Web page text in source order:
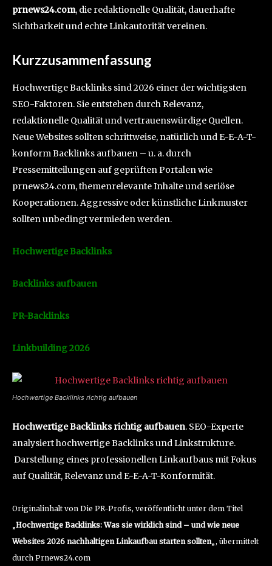
prnews24.com, die redaktionelle Qualität, dauerhafte
Sichtbarkeit und echte Linkautorität vereinen.
Kurzzusammenfassung
Hochwertige Backlinks sind 2026 einer der wichtigsten
SEO-Faktoren. Sie entstehen durch Relevanz,
redaktionelle Qualität und vertrauenswürdige Quellen.
Neue Websites sollten schrittweise, natürlich und E-E-A-T-
konform Backlinks aufbauen – u. a. durch
Pressemitteilungen auf geprüften Portalen wie
prnews24.com, themenrelevante Inhalte und seriöse
Kooperationen. Aggressive oder künstliche Linkmuster
sollten unbedingt vermieden werden.
Hochwertige Backlinks
Backlinks aufbauen
PR-Backlinks
Linkbuilding 2026
Hochwertige Backlinks richtig aufbauen
Hochwertige Backlinks richtig aufbauen. SEO-Experte
analysiert hochwertige Backlinks und Linkstrukture.
Darstellung eines professionellen Linkaufbaus mit Fokus
auf Qualität, Relevanz und E-E-A-T-Konformität.
Originalinhalt von Die PR-Profis, veröffentlicht unter dem Titel
„Hochwertige Backlinks: Was sie wirklich sind – und wie neue
Websites 2026 nachhaltigen Linkaufbau starten sollten„, übermittelt
durch Prnews24.com